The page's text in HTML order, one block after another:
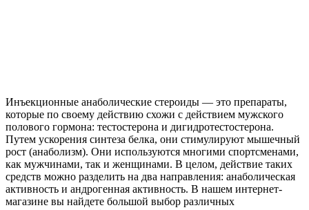
Инъекционные анаболические стероиды — это препараты,
которые по своему действию схожи с действием мужского
полового гормона: тестостерона и дигидротестостерона.
Путем ускорения синтеза белка, они стимулируют мышечный
рост (анаболизм). Они используются многими спортсменами,
как мужчинами, так и женщинами. В целом, действие таких
средств можно разделить на два направления: анаболическая
активность и андрогенная активность. В нашем интернет-
магазине вы найдете большой выбор различных